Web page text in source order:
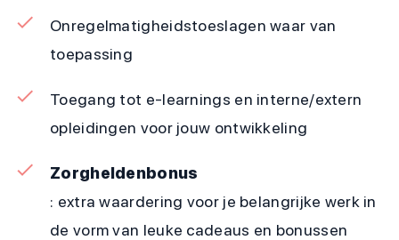
Onregelmatigheidstoeslagen waar van
toepassing
Toegang tot e-learnings en interne/extern
opleidingen voor jouw ontwikkeling
Zorgheldenbonus
: extra waardering voor je belangrijke werk in
de vorm van leuke cadeaus en bonussen